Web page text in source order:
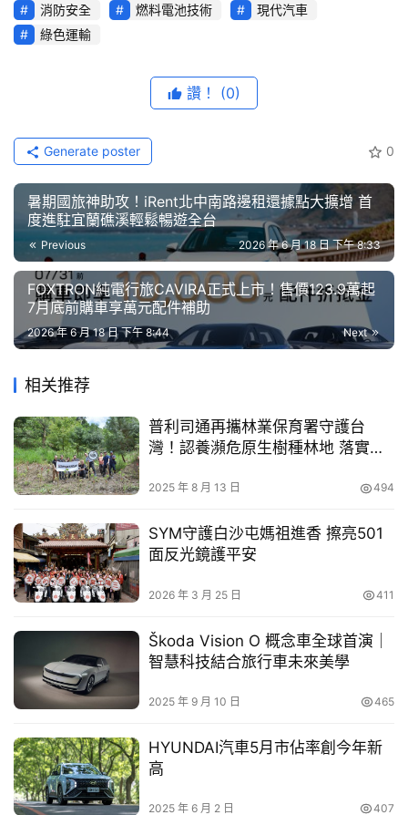
綜
藝
碑
古
車
行
百
大
中
古
車
買
車
幫
幫
跨
界
玩
C
R
從車輛展示走向安全教育　南陽實業扮演氫能在地化推進關
鍵角色
氫能公共運輸的推進，不僅需要成熟的車輛產品與基礎建
設，更需要建立安全知識、事故應變與社會信任。相較於過
去HYUNDAI ELEC CITY FCEV在國內以淨零公共運輸、示
範運行與試乘體驗為主要溝通重點，此次南陽實業進一步將
角色延伸至「技術知識傳遞」與「救災安全教育」，透過與
消防、學術及產業單位的跨領域合作，協助台灣提前建立氫
能運具導入後所需的安全應變基礎。
本次研習會集結全國 消防單位與產官學專家，聚焦氫燃料電
池巴士火災搶救、事故調查、氫氣儲存安全、燃料電池特性
與車載系統架構等議題。南陽實業除提供Hyundai ELEC
CITY FCEV實車展示外，也從車輛設計角度說明儲氫系統
配置、氫氣偵測機制、高壓電防護與緊急安全設計，讓第一
線消防人員能以實車為基礎，建立更具體且可操作的救災判
斷。
消防安全
燃料電池技術
現代汽車
綠色運輸
讚！ (0)
0
Generate poster
暑期國旅神助攻！iRent北中南路邊租還據點大擴增 首
度進駐宜蘭礁溪輕鬆暢遊全台
Previous 2026 年 6 月 18 日 下午 8:33
FOXTRON純電行旅CAVIRA正式上市！售價123.9萬起
7月底前購車享萬元配件補助
Next
2026 年 6 月 18 日 下午 8:44
相关推荐
普利司通再攜林業保育署守護台
灣！認養瀕危原生樹種林地 落實企
2025 年 8 月 13 日 494
SYM守護白沙屯媽祖進香 擦亮501
面反光鏡護平安
2026 年 3 月 25 日 411
Škoda Vision O 概念車全球首演｜
智慧科技結合旅行車未來美學
2025 年 9 月 10 日 465
HYUNDAI汽車5月市佔率創今年新
高
2025 年 6 月 2 日 407